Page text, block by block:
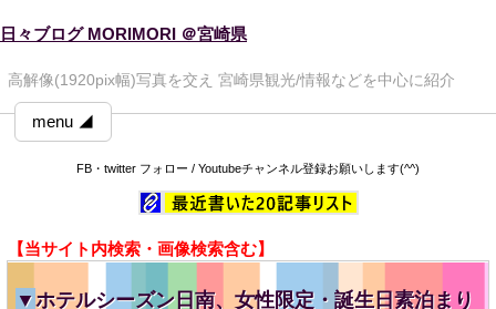
日々ブログ MORIMORI ＠宮崎県
高解像(1920pix幅)写真を交え 宮崎県観光/情報などを中心に紹介
menu ◢
FB・twitter フォロー / Youtubeチャンネル登録お願いします(^^)
【当サイト内検索・画像検索含む】
▼ホテルシーズン日南、女性限定・誕生日素泊まり